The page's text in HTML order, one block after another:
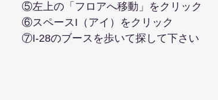
⑤左上の「フロアへ移動」をクリック
⑥スペースI（アイ）をクリック
⑦I-28のブースを歩いて探して下さい